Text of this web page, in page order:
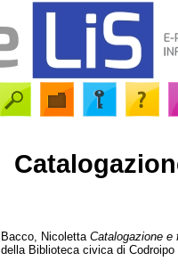
Bacco, Nicoletta Catalogazione e
della Biblioteca civica di